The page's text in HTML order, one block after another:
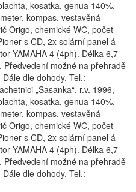
kosatka, genua 140%,
kompas, vestavěná
Origo, chemické WC, počet
s CD, 2x solární panel á
YAMAHA 4 (4ph). Délka 6,7
Předvedení možné na přehradě
dle dohody. Tel.:
„Sasanka“, r.v. 1996,
kosatka, genua 140%,
kompas, vestavěná
Origo, chemické WC, počet
s CD, 2x solární panel á
YAMAHA 4 (4ph). Délka 6,7
Předvedení možné na přehradě
dle dohody. Tel.: